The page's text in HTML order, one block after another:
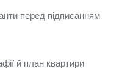
перед підписанням
й план квартири